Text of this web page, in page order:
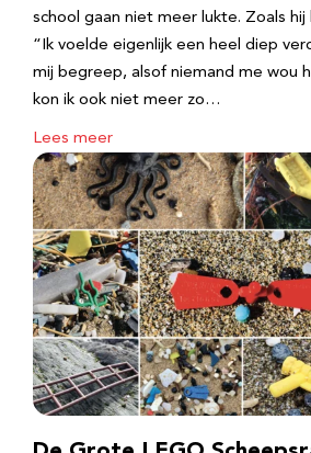
school gaan niet meer lukte. Zoals
“Ik voelde eigenlijk een heel diep
mij begreep, alsof niemand me wou
kon ik ook niet meer zo…
Lees meer